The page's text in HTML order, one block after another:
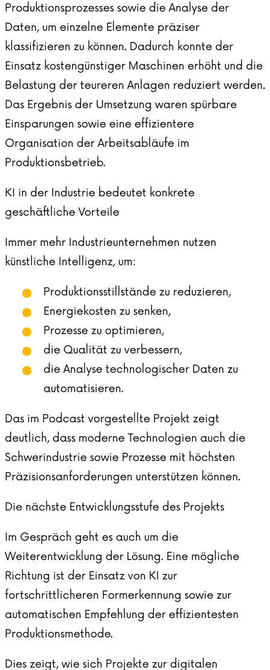
Produktionsprozesses sowie die Analyse der
Daten, um einzelne Elemente präziser
klassifizieren zu können. Dadurch konnte der
Einsatz kostengünstiger Maschinen erhöht und die
Belastung der teureren Anlagen reduziert werden.
Das Ergebnis der Umsetzung waren spürbare
Einsparungen sowie eine effizientere
Organisation der Arbeitsabläufe im
Produktionsbetrieb.
KI in der Industrie bedeutet konkrete
geschäftliche Vorteile
Immer mehr Industrieunternehmen nutzen
künstliche Intelligenz, um:
Produktionsstillstände zu reduzieren,
Energiekosten zu senken,
Prozesse zu optimieren,
die Qualität zu verbessern,
die Analyse technologischer Daten zu
automatisieren.
Das im Podcast vorgestellte Projekt zeigt
deutlich, dass moderne Technologien auch die
Schwerindustrie sowie Prozesse mit höchsten
Präzisionsanforderungen unterstützen können.
Die nächste Entwicklungsstufe des Projekts
Im Gespräch geht es auch um die
Weiterentwicklung der Lösung. Eine mögliche
Richtung ist der Einsatz von KI zur
fortschrittlicheren Formerkennung sowie zur
automatischen Empfehlung der effizientesten
Produktionsmethode.
Dies zeigt, wie sich Projekte zur digitalen